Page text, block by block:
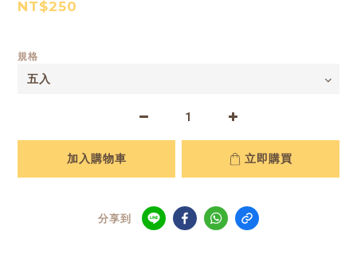
NT$250
規格
加入購物車 立即購買
分享到